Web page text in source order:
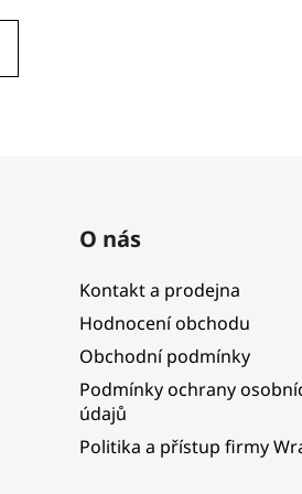
O nás
Kontakt a prodejna
Hodnocení obchodu
Obchodní podmínky
Podmínky ochrany
údajů
Politika a přístup firmy